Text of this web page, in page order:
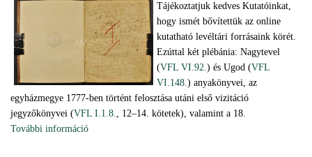
Tájékoztatjuk kedves Kutatóinkat,
hogy ismét bővítettük az online
kutatható levéltári forrásaink körét.
Ezúttal két plébánia: Nagytevel
(VFL VI.92.) és Ugod (VFL
VI.148.) anyakönyvei, az
egyházmegye 1777-ben történt felosztása utáni első vizitáció
jegyzőkönyvei (VFL I.1.8., 12–14. kötetek), valamint a 18.
További információ